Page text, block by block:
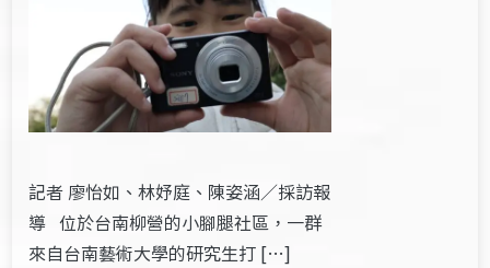
記者 廖怡如、林妤庭、陳姿涵／採訪報
導 位於台南柳營的小腳腿社區，一群
來自台南藝術大學的研究生打 […]